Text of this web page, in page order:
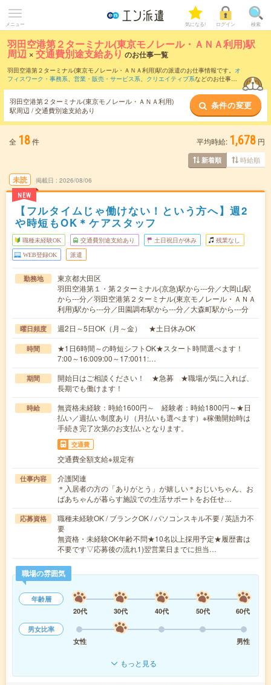
メニュー 気になる! ログイン 検索
羽田空港第２ターミナル(東京モノレール・ＡＮＡ利用)駅
周辺×交通費別途支給あり のお仕事一覧
羽田空港第２ターミナル(東京モノレール・ＡＮＡ利用)駅の派遣のお仕事情報です。 オ
フィスワーク・事務系、 営業・販売・サービス系、 クリエイティブ系などのお仕事を
羽田空港第２ターミナル(東京モノレール・ＡＮＡ利用)
駅周辺 / 交通費別途支給あり
条件の変更
全 18件 平均時給: 1,678 円
新着順 時給順
未読
NEW
掲載日 2026/08/06
【フルタイムじゃ働けない！という方へ】週2
や時短もOK＊ケアスタッフ
職種未経験OK 交通費別途支給あり 土日祝日が休み 残業なし
WEB登録OK 派遣
勤務地
東京都大田区
羽田空港第１・第２ターミナル(京急)駅から---分／大岡山駅
から---分／羽田空港第２ターミナル(東京モノレール・ＡＮＡ
利用)駅から---分／田園調布駅から---分／大森町駅から---分
曜日頻度 週2日～5日OK（月～金） ★土日休みOK
時間
★1日6時間～の時短シフトOK★スタート時間選べます！
7:00～16:009:00～17:0011:…
期間
開始日はご相談ください！ ★急募 ★職場が気に入れば、
長期でも働けます！
時給
無資格未経験：時給1600円～ 経験者：時給1800円～★日
払い／週払い制度あり（月払いも選べます）※稼働開始時は
手続き完了次第のお支払いとなります。
交通費
交通費全額支給※規定有
仕事内容
介護関連
＊入居者の方の「ありがとう」が嬉しい＊おじいちゃん、お
ばあちゃんが暮らす施設での生活サポートをお任せ…
応募資格
職種未経験OK / ブランクOK / パソコンスキル不要 / 英語力不
要
無資格・未経験OK年齢不問★10名以上採用予定★履歴書は
不要です▽応募後の流れ1)翌営業日までに担当…
職場の雰囲気
年齢層
20代
30代 40代 50代
60代
男女比率
女性
男性
もっと見る